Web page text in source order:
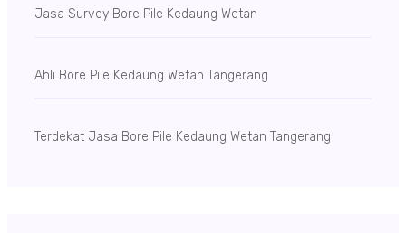
Jasa Survey Bore Pile Kedaung Wetan
Ahli Bore Pile Kedaung Wetan Tangerang
Terdekat Jasa Bore Pile Kedaung Wetan Tangerang